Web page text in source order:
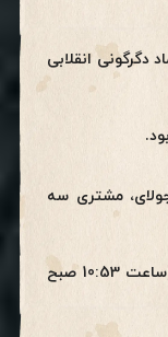
دگرگونی انقلابی
۲۸ ساعته در روزهای ۲۰ و ۲۱ جولای، مشتری سه
۲۰ جولای (29 تیر) – ساعت ۰۷:۲۳ UTC (ساعت 10:53 صبح